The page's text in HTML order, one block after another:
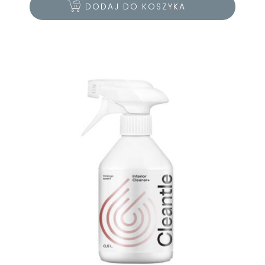
DODAJ DO KOSZYKA